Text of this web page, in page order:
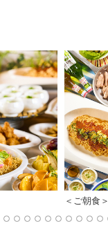
＜ご朝食＞